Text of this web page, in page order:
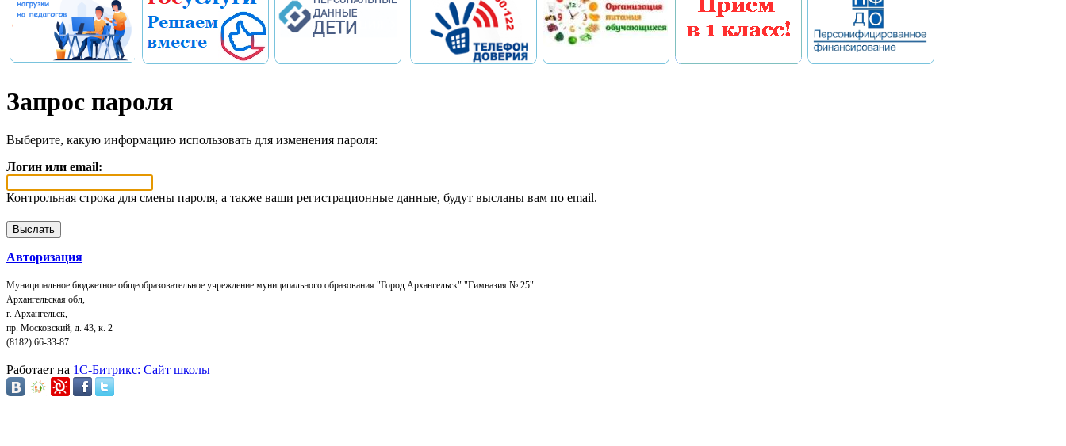
Запрос пароля
Выберите, какую информацию использовать для изменения пароля:
Логин или email:
Контрольная строка для смены пароля, а также ваши регистрационные данные, будут высланы вам по email.
Авторизация
Муниципальное бюджетное общеобразовательное учреждение муниципального образования "Город Архангельск" "Гимназия № 25"
Архангельская обл,
г. Архангельск,
пр. Московский, д. 43, к. 2
(8182) 66-33-87
Работает на 1C-Битрикс: Сайт школы